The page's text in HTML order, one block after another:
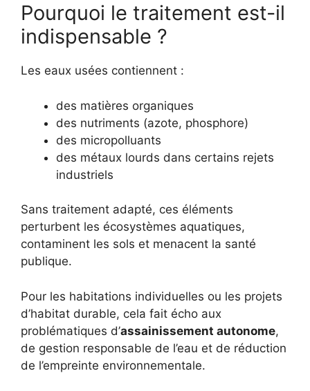
Pourquoi le traitement est-il
indispensable ?
Les eaux usées contiennent :
des matières organiques
des nutriments (azote, phosphore)
des micropolluants
des métaux lourds dans certains rejets
industriels
Sans traitement adapté, ces éléments
perturbent les écosystèmes aquatiques,
contaminent les sols et menacent la santé
publique.
Pour les habitations individuelles ou les projets
d’habitat durable, cela fait écho aux
problématiques d’assainissement autonome,
de gestion responsable de l’eau et de réduction
de l’empreinte environnementale.